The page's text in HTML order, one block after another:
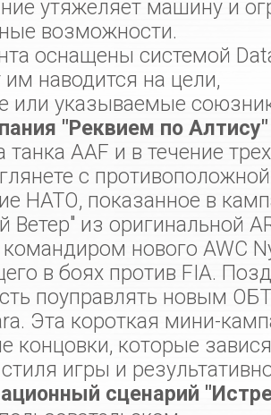
утяжеляет машину и
возможности.
оснащены системой
им наводится на цели,
или указываемые
"Реквием по Алтису"
AAF и в течение трех
с
НАТО, показанное в
Ветер" из оригинальной
нового AWC
в боях против FIA.
поуправлять новым ОБТ
Эта короткая мини-
концовки, которые
игры и
сценарий